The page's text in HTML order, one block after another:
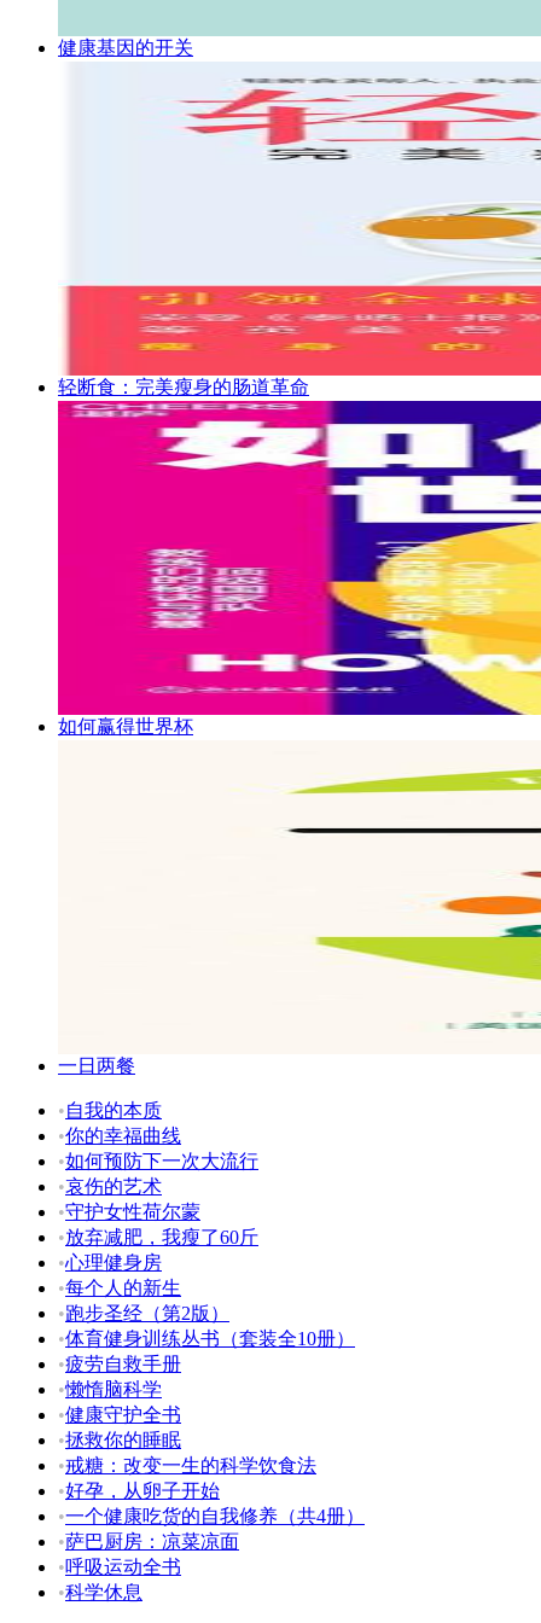
健康基因的开关
轻断食：完美瘦身的肠道革命
如何赢得世界杯
一日两餐
•自我的本质
•你的幸福曲线
•如何预防下一次大流行
•哀伤的艺术
•守护女性荷尔蒙
•放弃减肥，我瘦了60斤
•心理健身房
•每个人的新生
•跑步圣经（第2版）
•体育健身训练丛书（套装全10册）
•疲劳自救手册
•懒惰脑科学
•健康守护全书
•拯救你的睡眠
•戒糖：改变一生的科学饮食法
•好孕，从卵子开始
•一个健康吃货的自我修养（共4册）
•萨巴厨房：凉菜凉面
•呼吸运动全书
•科学休息